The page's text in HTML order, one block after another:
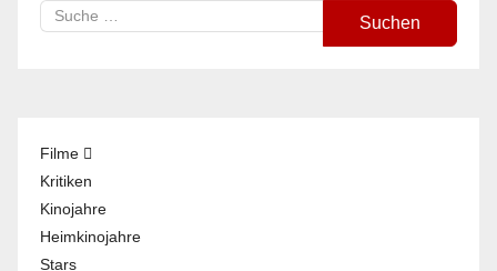
Suchen
Filme
Kritiken
Kinojahre
Heimkinojahre
Stars